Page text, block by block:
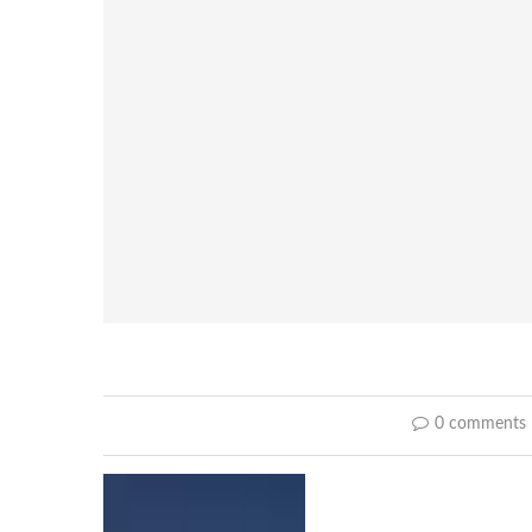
0 comments